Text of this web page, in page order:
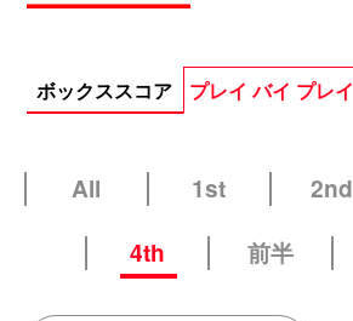
ボックススコア プレイ バイ プレイ
All 1st 2nd
4th
前半